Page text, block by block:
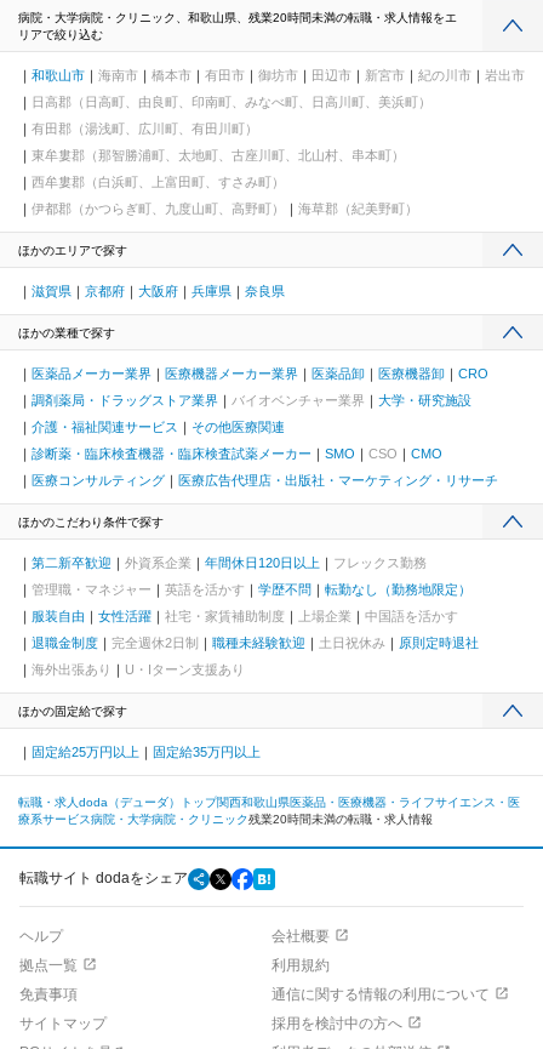
病院・大学病院・クリニック、和歌山県、残業20時間未満の転職・求人情報をエ
リアで絞り込む
和歌山市 海南市 橋本市 有田市 御坊市 田辺市 新宮市 紀の川市
岩出市
日高郡（日高町、由良町、印南町、みなべ町、日高川町、美浜町）
有田郡（湯浅町、広川町、有田川町）
東牟婁郡（那智勝浦町、太地町、古座川町、北山村、串本町）
西牟婁郡（白浜町、上富田町、すさみ町）
伊都郡（かつらぎ町、九度山町、高野町）
海草郡（紀美野町）
ほかのエリアで探す
滋賀県 京都府 大阪府 兵庫県 奈良県
ほかの業種で探す
医薬品メーカー業界 医療機器メーカー業界 医薬品卸 医療機器卸
CRO
調剤薬局・ドラッグストア業界
バイオベンチャー業界
大学・研究施設
介護・福祉関連サービス
その他医療関連
診断薬・臨床検査機器・臨床検査試薬メーカー
SMO CSO
CMO
医療コンサルティング
医療広告代理店・出版社・マーケティング・リサーチ
ほかのこだわり条件で探す
第二新卒歓迎 外資系企業 年間休日120日以上
フレックス勤務
管理職・マネジャー
英語を活かす 学歴不問
転勤なし（勤務地限定）
服装自由
女性活躍 社宅・家賃補助制度 上場企業
中国語を活かす
退職金制度
完全週休2日制 職種未経験歓迎 土日祝休み
原則定時退社
海外出張あり
U・Iターン支援あり
ほかの固定給で探す
固定給25万円以上 固定給35万円以上
転職・求人doda（デューダ）トップ関西和歌山県医薬品・医療機器・ライフサイエンス・医
療系サービス病院・大学病院・クリニック残業20時間未満の転職・求人情報
転職サイト dodaをシェア
ヘルプ
会社概要
拠点一覧
利用規約
免責事項
通信に関する情報の利用について
サイトマップ
採用を検討中の方へ